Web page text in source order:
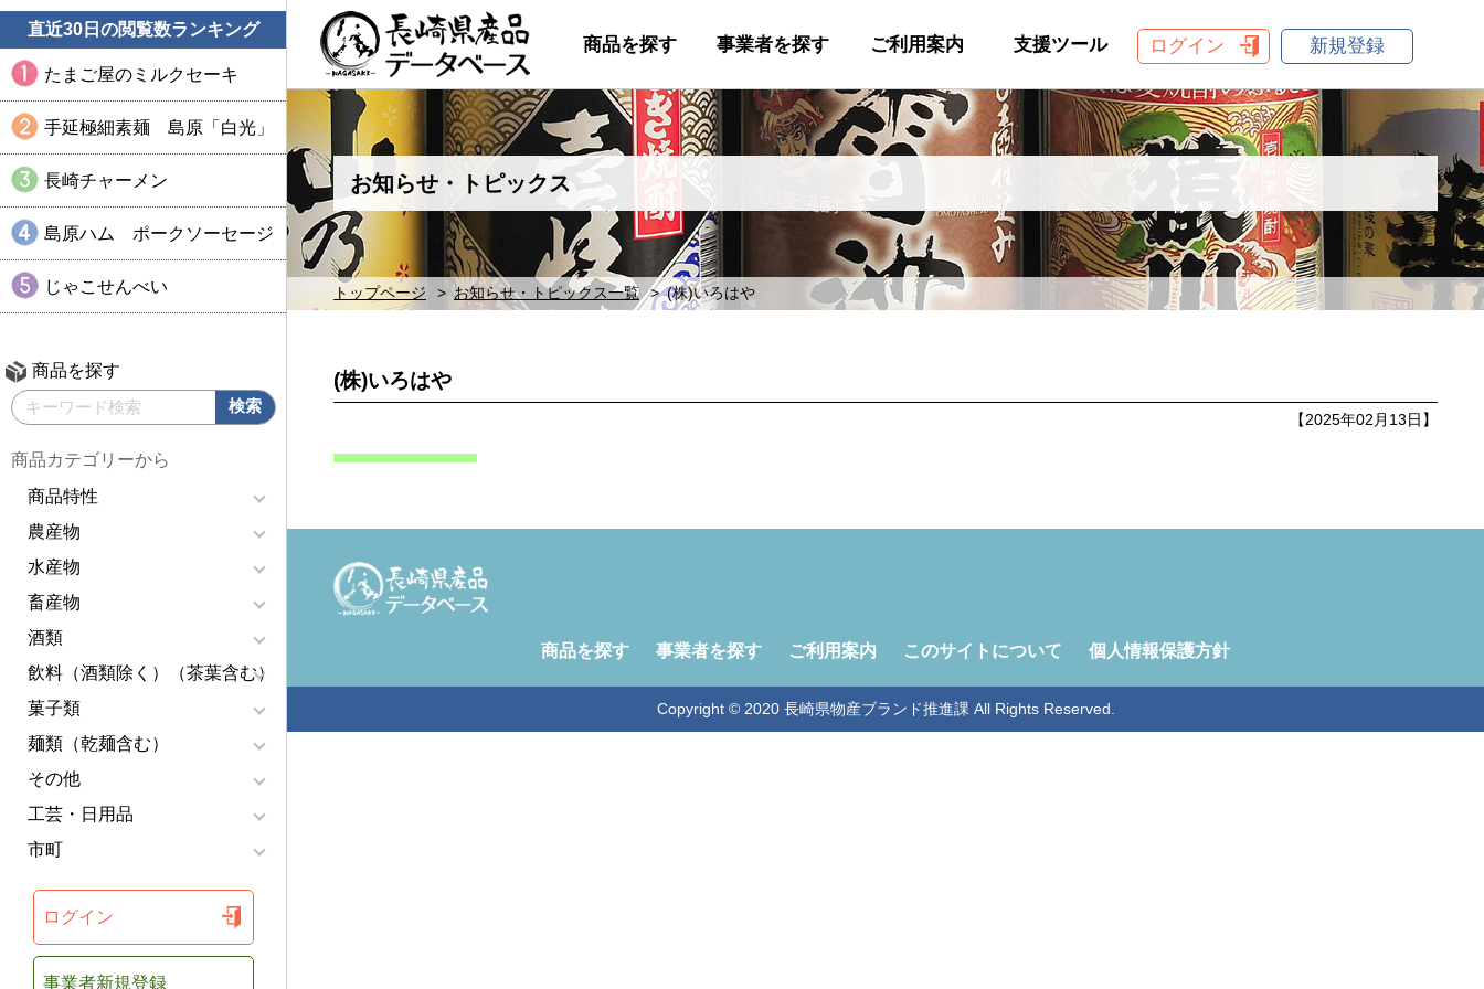
直近30日の閲覧数ランキング
たまご屋のミルクセーキ
手延極細素麺 島原「白光」
長崎チャーメン
島原ハム ポークソーセージ
じゃこせんべい
商品を探す
商品カテゴリーから
商品特性
農産物
水産物
畜産物
酒類
飲料（酒類除く）（茶葉含む）
菓子類
麺類（乾麺含む）
その他
工芸・日用品
市町
ログイン
事業者新規登録
商品を探す 事業者を探す ご利用案内 支援ツール ログイン 新規登録
お知らせ・トピックス
トップページ お知らせ・トピックス一覧 (株)いろはや
(株)いろはや
【2025年02月13日】
商品を探す 事業者を探す ご利用案内 このサイトについて 個人情報保護方針
Copyright © 2020 長崎県物産ブランド推進課 All Rights Reserved.